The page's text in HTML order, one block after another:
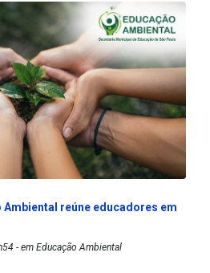
reúne educadores em
- em Educação Ambiental